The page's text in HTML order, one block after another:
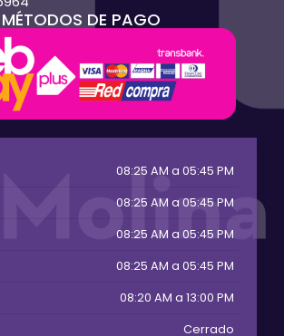
MÉTODOS DE PAGO
08:25 AM a 05:45 PM
08:25 AM a 05:45 PM
08:25 AM a 05:45 PM
08:25 AM a 05:45 PM
08:20 AM a 13:00 PM
Cerrado